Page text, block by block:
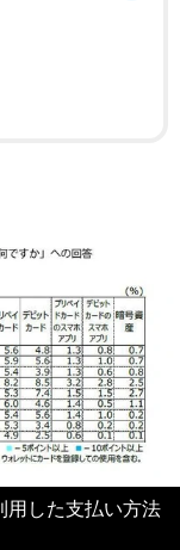
用した支払い方法